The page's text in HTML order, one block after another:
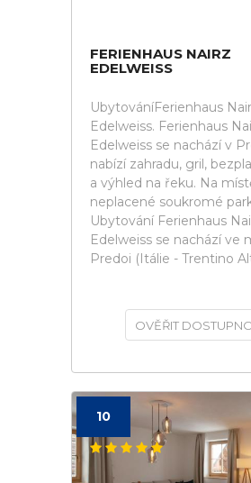
FERIENHAUS NAIRZ
EDELWEISS
UbytováníFerienhaus
Edelweiss. Ferienhaus
Edelweiss se nachází v
nabízí zahradu, gril,
a výhled na řeku. Na
neplacené soukromé
Ubytování Ferienhaus
Edelweiss se nachází ve
Predoi (Itálie - Trentino
OVĚŘIT
10